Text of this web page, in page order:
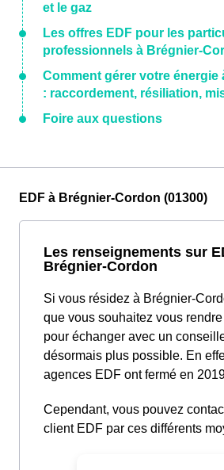
et le gaz
Les offres EDF pour les
professionnels à Brégnier-
Comment gérer votre énergie
: raccordement, résiliation,
Foire aux questions
EDF à Brégnier-Cordon (01300)
Les renseignements sur
Brégnier-Cordon
Si vous résidez à Brégnier-
que vous souhaitez vous
pour échanger avec un
désormais plus possible. En
agences EDF ont fermé en
Cependant, vous pouvez
client EDF par ces différents